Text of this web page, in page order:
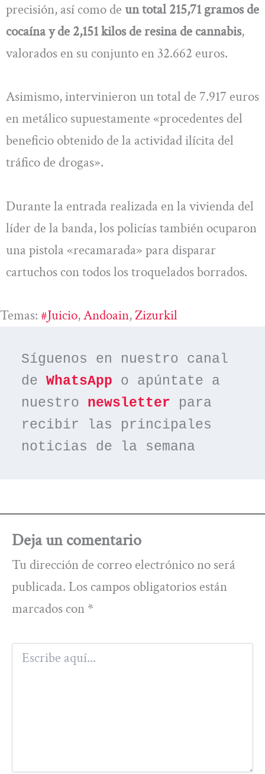
precisión, así como de un total 215,71 gramos de
cocaína y de 2,151 kilos de resina de cannabis,
valorados en su conjunto en 32.662 euros.
Asimismo, intervinieron un total de 7.917 euros
en metálico supuestamente «procedentes del
beneficio obtenido de la actividad ilícita del
tráfico de drogas».
Durante la entrada realizada en la vivienda del
líder de la banda, los policías también ocuparon
una pistola «recamarada» para disparar
cartuchos con todos los troquelados borrados.
Temas: #juicio, Andoain, Zizurkil
Síguenos en nuestro canal
de WhatsApp o apúntate a
nuestro newsletter para
recibir las principales
noticias de la semana
Deja un comentario
Tu dirección de correo electrónico no será
publicada. Los campos obligatorios están
marcados con *
aquí...